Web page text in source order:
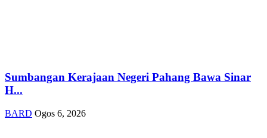
Sumbangan Kerajaan Negeri Pahang Bawa Sinar
H...
BARD Ogos 6, 2026